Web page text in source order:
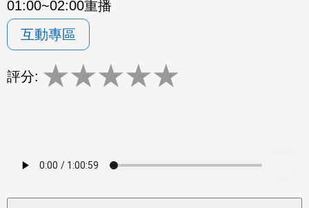
01:00~02:00重播
互動專區
評分: ★★★★★